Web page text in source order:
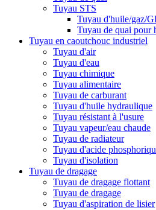
Tuyau STS
Tuyau d'huile/gaz/
Tuyau de quai pour
Tuyau en caoutchouc industriel
Tuyau d'air
Tuyau d'eau
Tuyau chimique
Tuyau alimentaire
Tuyau de carburant
Tuyau d'huile hydraulique
Tuyau résistant à l'usure
Tuyau vapeur/eau chaude
Tuyau de radiateur
Tuyau d'acide
Tuyau d'isolation
Tuyau de dragage
Tuyau de dragage flottant
Tuyau de dragage
Tuyau d'aspiration de lisier